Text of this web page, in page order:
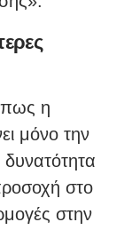
πως η
μόνο την
στο
στην